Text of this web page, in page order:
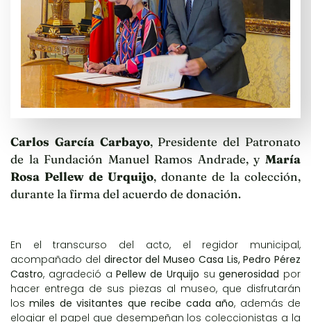
Carlos García Carbayo, Presidente del Patronato
de la Fundación Manuel Ramos Andrade, yMaría
Rosa Pellew de Urquijo, donante de la colección,
durante la firma del acuerdo de donación.
En el transcurso del acto, el regidor municipal,
acompañado del director del Museo Casa Lis, Pedro Pérez
Castro, agradeció aPellew de Urquijo sugenerosidad por
hacer entrega de sus piezas al museo, que disfrutarán
losmiles de visitantes que recibe cada año, además de
elogiar el papel que desempeñan los coleccionistas a la